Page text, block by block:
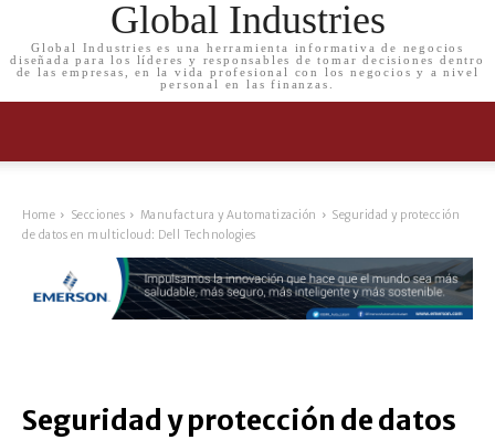
Global Industries
Global Industries es una herramienta informativa de negocios
diseñada para los líderes y responsables de tomar decisiones dentro
de las empresas, en la vida profesional con los negocios y a nivel
personal en las finanzas.
Home Secciones Manufactura y Automatización
Seguridad y protección
de datos en multicloud: Dell Technologies
Seguridad y protección de datos